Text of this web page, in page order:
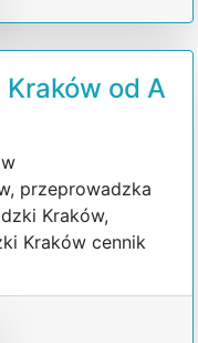
od A
przeprowadzka
Kraków,
Kraków cennik